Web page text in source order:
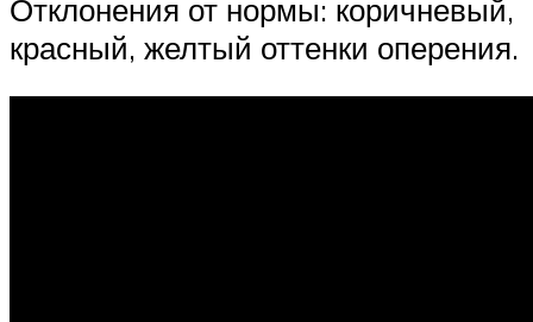
Отклонения от нормы: коричневый,
красный, желтый оттенки оперения.